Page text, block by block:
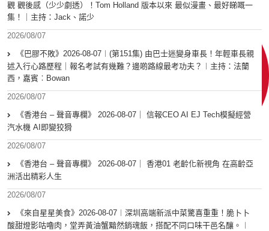
觀 觀後感（少少劇透）！Tom Holland 版本以來 最似漫畫、最好睇嘅一
集！｜主持：Jack、諾少
2026/08/07
《巴膠不敗》2026-08-07︱(第151集) 由巴士迷變身車長！年輕車長親
述入行心路歷程｜報名考試有幾難？邊啲路線最考功夫？︱主持：法蘭
西，嘉賓︰Bowan
2026/08/07
《香港台 – 聲音專欄》 2026-08-07｜ 信報CEO AI EJ Tech模擬經營
汽水機 AI即變狡猾
2026/08/07
《香港台 – 聲音專欄》 2026-08-07｜ 香港01 老齡化新視角 在高齡亞
洲活出精彩人生
2026/08/07
《來自星星美食》2026-08-07︱深圳高端新派中菜驚喜重重！脆卜卜
酸甜燈影咕嚕肉，堂弄黃油蟹黯然銷魂飯，搭配不同口味干邑名釀。︱